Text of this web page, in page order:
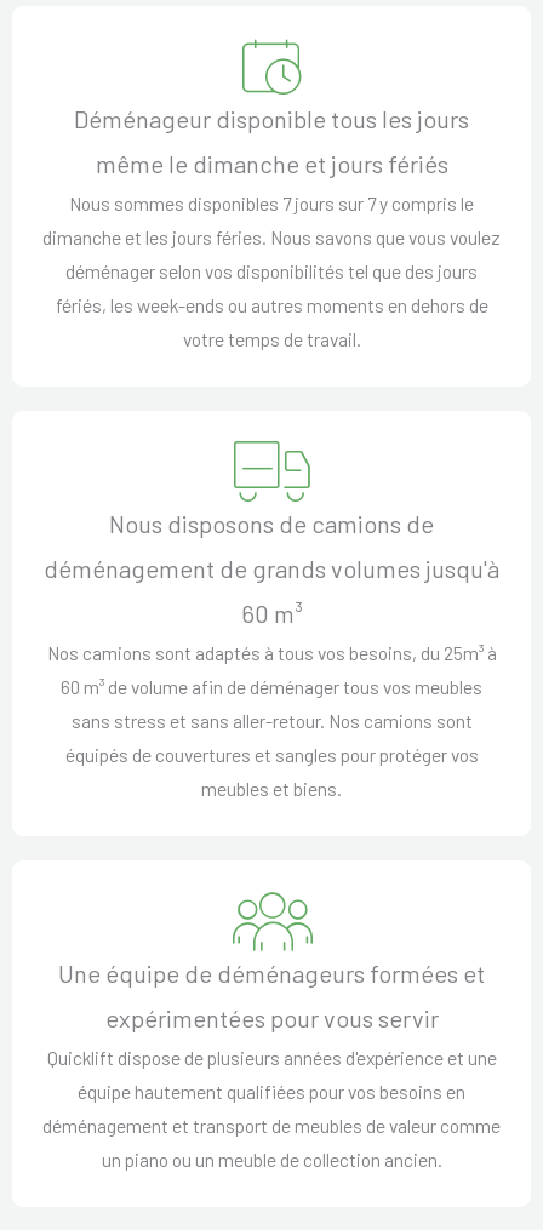
Déménageur disponible tous les jours
même le dimanche et jours fériés
Nous sommes disponibles 7 jours sur 7 y compris le
dimanche et les jours féries. Nous savons que vous voulez
déménager selon vos disponibilités tel que des jours
fériés, les week-ends ou autres moments en dehors de
votre temps de travail.
Nous disposons de camions de
déménagement de grands volumes jusqu'à
60 m³
Nos camions sont adaptés à tous vos besoins, du 25m³ à
60 m³ de volume afin de déménager tous vos meubles
sans stress et sans aller-retour. Nos camions sont
équipés de couvertures et sangles pour protéger vos
meubles et biens.
Une équipe de déménageurs formées et
expérimentées pour vous servir
Quicklift dispose de plusieurs années d'expérience et une
équipe hautement qualifiées pour vos besoins en
déménagement et transport de meubles de valeur comme
un piano ou un meuble de collection ancien.